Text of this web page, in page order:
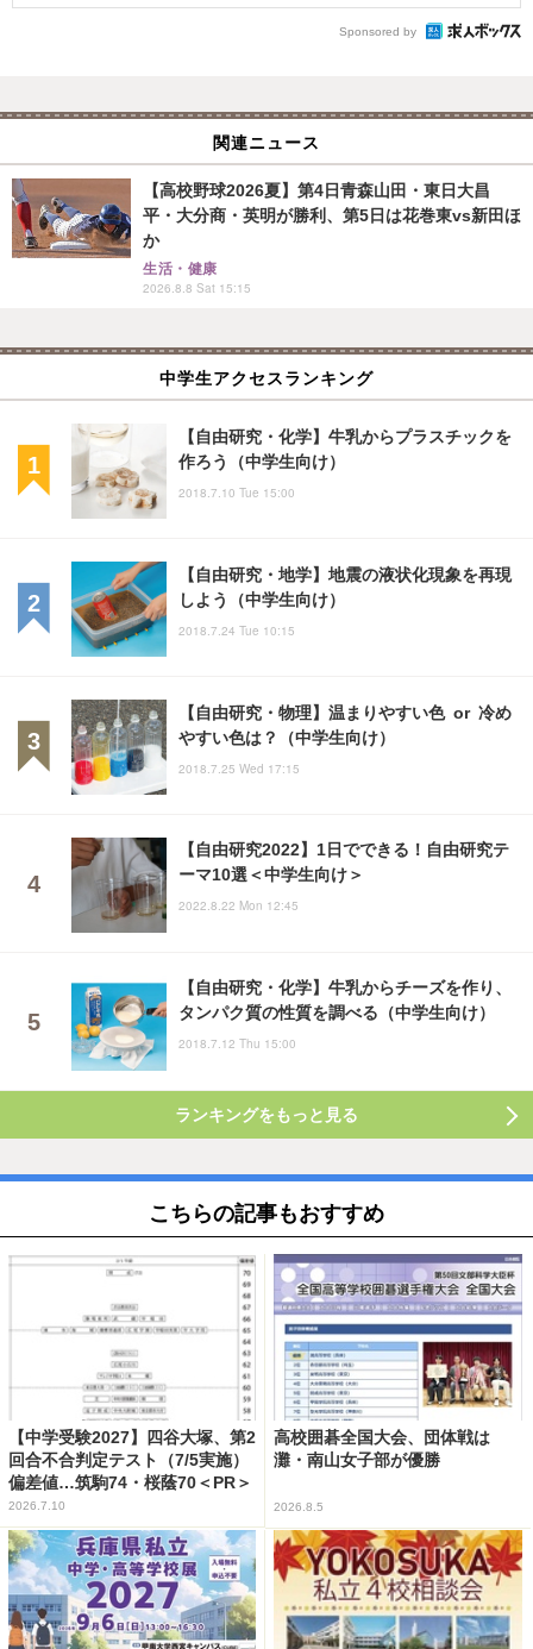
Sponsored by
関連ニュース
【高校野球2026夏】第4日青森山田・東日大昌
平・大分商・英明が勝利、第5日は花巻東vs新田ほ
か
生活・健康
2026.8.8 Sat 15:15
中学生アクセスランキング
【自由研究・化学】牛乳からプラスチックを
作ろう（中学生向け）
2018.7.10 Tue 15:00
【自由研究・地学】地震の液状化現象を再現
しよう（中学生向け）
2018.7.24 Tue 10:15
【自由研究・物理】温まりやすい色 or 冷め
やすい色は？（中学生向け）
2018.7.25 Wed 17:15
【自由研究2022】1日でできる！自由研究テ
ーマ10選＜中学生向け＞
2022.8.22 Mon 12:45
【自由研究・化学】牛乳からチーズを作り、
タンパク質の性質を調べる（中学生向け）
2018.7.12 Thu 15:00
ランキングをもっと見る
こちらの記事もおすすめ
【中学受験2027】四谷大塚、第2
回合不合判定テスト（7/5実施）
偏差値…筑駒74・桜蔭70＜PR＞
2026.7.10
高校囲碁全国大会、団体戦は
灘・南山女子部が優勝
2026.8.5